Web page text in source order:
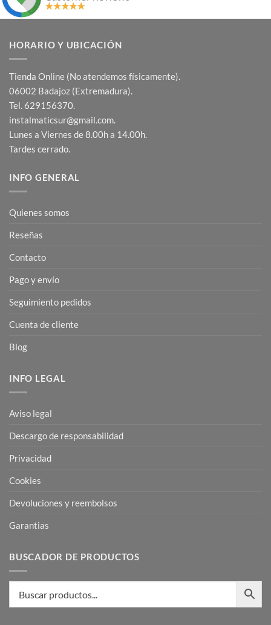
HORARIO Y UBICACIÓN
Tienda Online (No atendemos físicamente).
06002 Badajoz (Extremadura).
Tel. 629156370.
instalmaticsur@gmail.com.
Lunes a Viernes de 8.00h a 14.00h.
Tardes cerrado.
INFO GENERAL
Quienes somos
Reseñas
Contacto
Pago y envío
Seguimiento pedidos
Cuenta de cliente
Blog
INFO LEGAL
Aviso legal
Descargo de responsabilidad
Privacidad
Cookies
Devoluciones y reembolsos
Garantias
BUSCADOR DE PRODUCTOS